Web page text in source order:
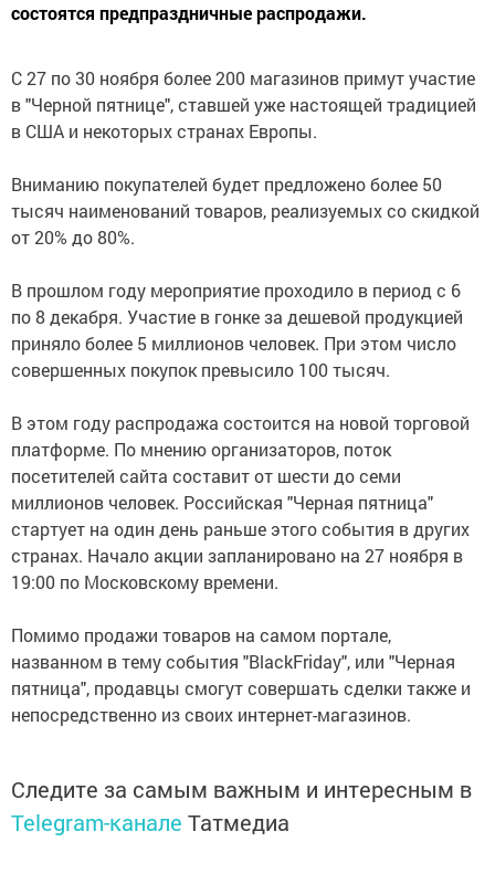
состоятся предпраздничные распродажи.
С 27 по 30 ноября более 200 магазинов примут участие
в "Черной пятнице", ставшей уже настоящей традицией
в США и некоторых странах Европы.
Вниманию покупателей будет предложено более 50
тысяч наименований товаров, реализуемых со скидкой
от 20% до 80%.
В прошлом году мероприятие проходило в период с 6
по 8 декабря. Участие в гонке за дешевой продукцией
приняло более 5 миллионов человек. При этом число
совершенных покупок превысило 100 тысяч.
В этом году распродажа состоится на новой торговой
платформе. По мнению организаторов, поток
посетителей сайта составит от шести до семи
миллионов человек. Российская "Черная пятница"
стартует на один день раньше этого события в других
странах. Начало акции запланировано на 27 ноября в
19:00 по Московскому времени.
Помимо продажи товаров на самом портале,
названном в тему события "BlackFriday", или "Черная
пятница", продавцы смогут совершать сделки также и
непосредственно из своих интернет-магазинов.
Следите за самым важным и интересным в
Telegram-канале Татмедиа